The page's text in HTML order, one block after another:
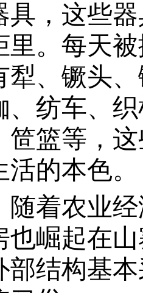
具，这些
里。每天
犁、镢头
、纺车、
笸篮等，
的本色。
随着农业
也崛起在
部结构基